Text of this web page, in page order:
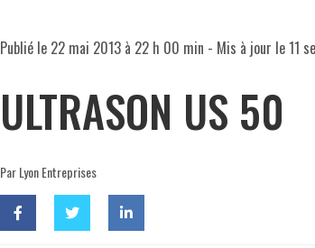
Publié le 22 mai 2013 à 22 h 00 min - Mis à jour le11
ULTRASON US 50
Par Lyon Entreprises